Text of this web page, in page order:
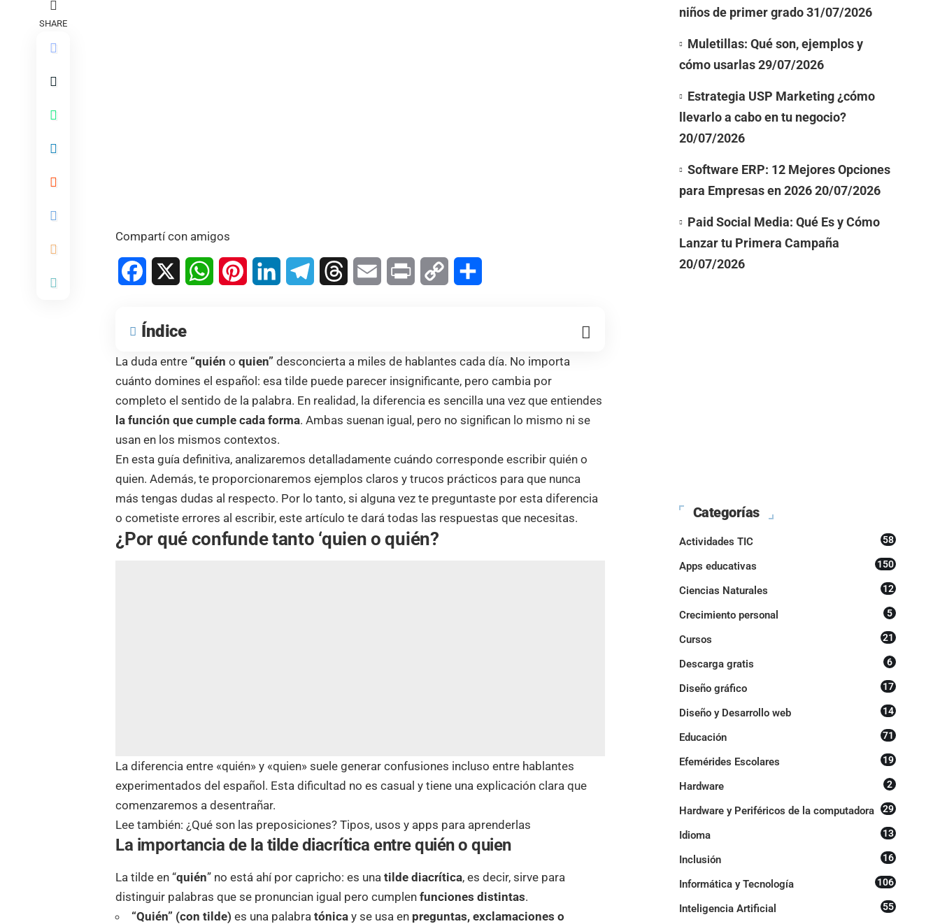
SHARE
Compartí con amigos
Facebook WhatsAppPinterestLinkedIn TelegramThreads Email Print Copy
Índice
La duda entre “quién oquien” desconcierta a miles de hablantes cada día. No importa
cuánto domines el español: esa tilde puede parecer insignificante, pero cambia por
completo el sentido de la palabra. En realidad, la diferencia es sencilla una vez que entiendes
la función que cumple cada forma. Ambas suenan igual, pero no significan lo mismo ni se
usan en los mismos contextos.
En esta guía definitiva, analizaremos detalladamente cuándo corresponde escribir quién o
quien. Además, te proporcionaremos ejemplos claros y trucos prácticos para que nunca
más tengas dudas al respecto. Por lo tanto, si alguna vez te preguntaste por esta diferencia
o cometiste errores al escribir, este artículo te dará todas las respuestas que necesitas.
¿Por qué confunde tanto ‘quien o quién?
La diferencia entre «quién» y «quien» suele generar confusiones incluso entre hablantes
experimentados del español. Esta dificultad no es casual y tiene una explicación clara que
comenzaremos a desentrañar.
Lee también:¿Qué son las preposiciones? Tipos, usos y apps para aprenderlas
La importancia de la tilde diacrítica entre quién o quien
La tilde en “quién” no está ahí por capricho: es unatilde diacrítica, es decir, sirve para
distinguir palabras que se pronuncian igual pero cumplenfunciones distintas.
“Quién” (con tilde) es una palabratónica y se usa en preguntas, exclamaciones o
niños de primer grado 31/07/2026
Muletillas: Qué son, ejemplos y
cómo usarlas 29/07/2026
Estrategia USP Marketing ¿cómo
llevarlo a cabo en tu negocio?
20/07/2026
Software ERP: 12 Mejores Opciones
para Empresas en 2026 20/07/2026
Paid Social Media: Qué Es y Cómo
Lanzar tu Primera Campaña
20/07/2026
Categorías
Actividades TIC 58
Apps educativas 150
Ciencias Naturales 12
Crecimiento personal 5
Cursos 21
Descarga gratis 6
Diseño gráfico 17
Diseño y Desarrollo web 14
Educación 71
Efemérides Escolares 19
Hardware 2
Hardware y Periféricos de la computadora 29
Idioma 13
Inclusión 16
Informática y Tecnología 106
Inteligencia Artificial 55